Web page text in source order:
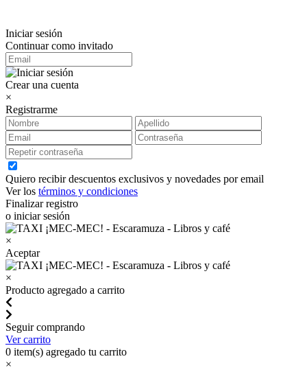
Iniciar sesión
Continuar como invitado
Crear una cuenta
×
Registrarme
Quiero recibir descuentos exclusivos y novedades por email
Ver los términos y condiciones
Finalizar registro
o iniciar sesión
×
Aceptar
×
Producto agregado a carrito
Seguir comprando
Ver carrito
0 item(s) agregado tu carrito
×